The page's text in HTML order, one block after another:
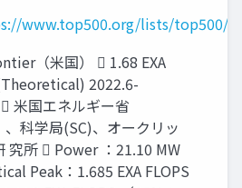
www.top500.org/lists/top500/
（米国）  1.68 EXA
2022.6-
米国エネルギー省
、科学局(SC)、オークリッ
究所  Power ：21.10 MW
Peak：1.685 EXA FLOPS